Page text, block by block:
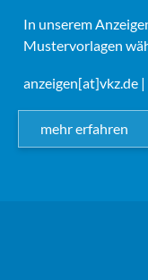
In unserem
Mustervorlagen
anzeigen[at]vkz.de |
mehr erfahren